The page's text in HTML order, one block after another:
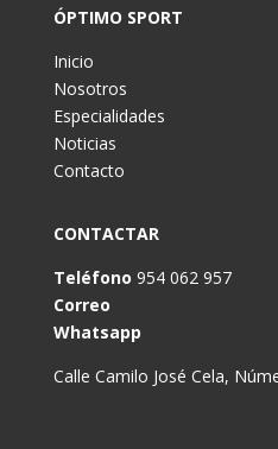
ÓPTIMO SPORT
Inicio
Nosotros
Especialidades
Noticias
Contacto
CONTACTAR
Teléfono 954 062 957
Correo
Whatsapp
Calle Camilo José Cela,